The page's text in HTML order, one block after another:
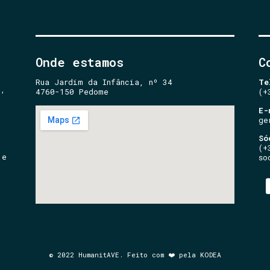
Onde estamos
Rua Jardim da Infância, nº 34
4760-150 Pedome
© 2022 HumanitAVE. Feito com ❤️ pela KODEA